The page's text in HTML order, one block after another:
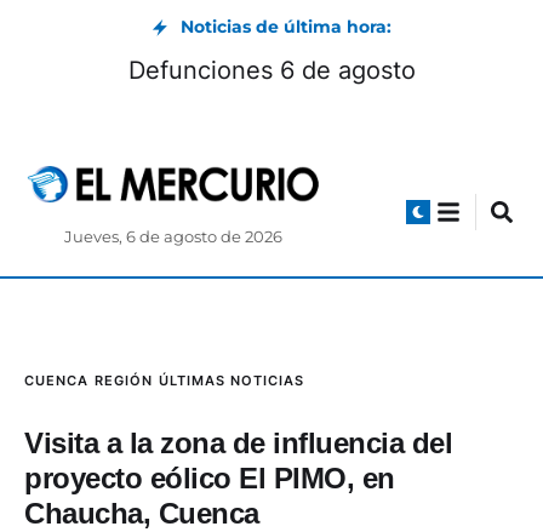
Noticias de última hora:
Defunciones 6 de agosto
Jueves, 6 de agosto de 2026
CUENCA REGIÓN ÚLTIMAS NOTICIAS
Visita a la zona de influencia del
proyecto eólico El PIMO, en
Chaucha, Cuenca